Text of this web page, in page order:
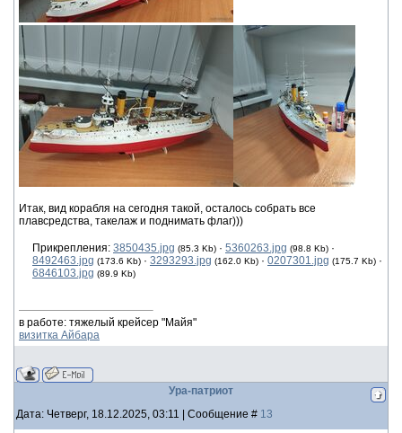
Итак, вид корабля на сегодня такой, осталось собрать все
плавсредства, такелаж и поднимать флаг)))
Прикрепления: 3850435.jpg (85.3 Kb) · 5360263.jpg (98.8 Kb) ·
8492463.jpg (173.6 Kb) · 3293293.jpg (162.0 Kb) · 0207301.jpg (175.7 Kb) ·
6846103.jpg (89.9 Kb)
в работе: тяжелый крейсер "Майя"
визитка Айбара
Ура-патриот
Дата: Четверг, 18.12.2025, 03:11 | Сообщение # 13